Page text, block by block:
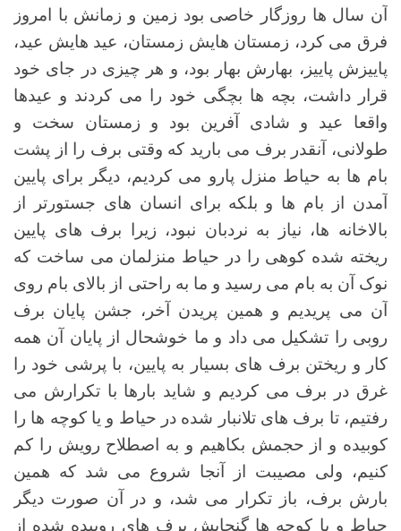
آن سال ها روزگار خاصی بود زمین و زمانش با امروز
فرق می کرد، زمستان هایش زمستان، عید هایش عید،
پاییزش پاییز، بهارش بهار بود، و هر چیزی در جای خود
قرار داشت، بچه ها بچگی خود را می کردند و عیدها
واقعا عید و شادی آفرین بود و زمستان سخت و
طولانی، آنقدر برف می بارید که وقتی برف را از پشت
بام ها به حیاط منزل پارو می کردیم، دیگر برای پایین
آمدن از بام ها و بلکه برای انسان های جستورتر از
بالاخانه ها، نیاز به نردبان نبود، زیرا برف های پایین
ریخته شده کوهی را در حیاط منزلمان می ساخت که
نوک آن به بام می رسید و ما به راحتی از بالای بام روی
آن می پریدیم و همین پریدن آخر، جشن پایان برف
روبی را تشکیل می داد و ما خوشحال از پایان آن همه
کار و ریختن برف های بسیار به پایین، با پرشی خود را
غرق در برف می کردیم و شاید بارها با تکرارش می
رفتیم، تا برف های تلانبار شده در حیاط و یا کوچه ها را
کوبیده و از حجمش بکاهیم و به اصطلاح رویش را کم
کنیم، ولی مصیبت از آنجا شروع می شد که همین
بارش برف، باز تکرار می شد، و در آن صورت دیگر
حیاط و یا کوچه ها گنجایش برف های روبیده شده از